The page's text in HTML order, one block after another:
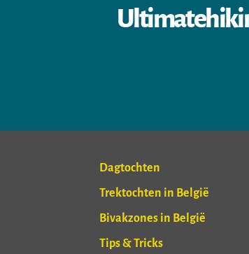
Dagtochten
Trektochten in België
Bivakzones in België
Tips & Tricks